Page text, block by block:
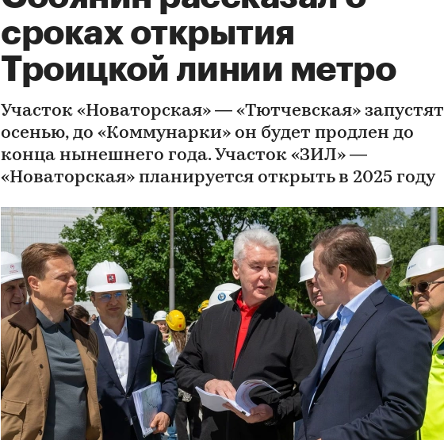
сроках открытия
Троицкой линии метро
Участок «Новаторская» — «Тютчевская» запустят
осенью, до «Коммунарки» он будет продлен до
конца нынешнего года. Участок «ЗИЛ» —
«Новаторская» планируется открыть в 2025 году